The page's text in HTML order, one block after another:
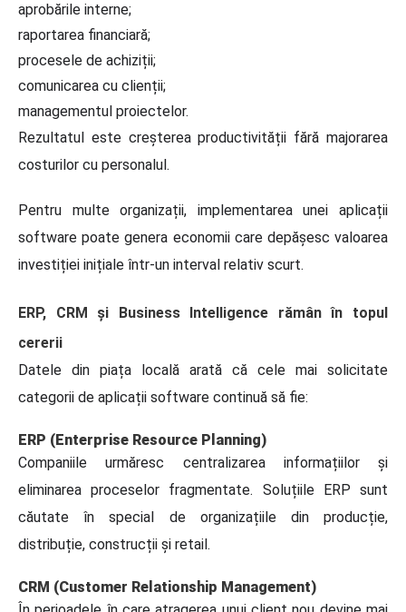
aprobările interne;
raportarea financiară;
procesele de achiziții;
comunicarea cu clienții;
managementul proiectelor.
Rezultatul este creșterea productivității fără majorarea
costurilor cu personalul.
Pentru multe organizații, implementarea unei aplicații
software poate genera economii care depășesc valoarea
investiției inițiale într-un interval relativ scurt.
ERP, CRM și Business Intelligence rămân în topul
cererii
Datele din piața locală arată că cele mai solicitate
categorii de aplicații software continuă să fie:
ERP (Enterprise Resource Planning)
Companiile urmăresc centralizarea informațiilor și
eliminarea proceselor fragmentate. Soluțiile ERP sunt
căutate în special de organizațiile din producție,
distribuție, construcții și retail.
CRM (Customer Relationship Management)